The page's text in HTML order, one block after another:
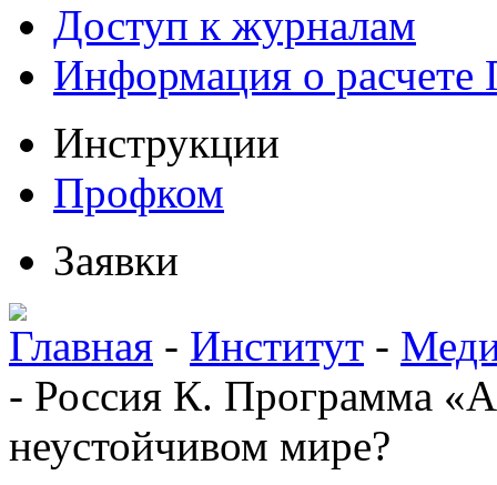
Доступ к журналам
Информация о
Инструкции
Профком
Заявки
Главная - Институт -
- Россия К. Программа
неустойчивом мире?